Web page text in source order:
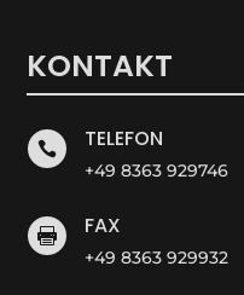
KONTAKT
 TELEFON
+49 8363 929746
 FAX
+49 8363 929932